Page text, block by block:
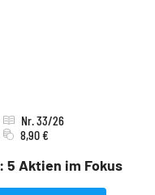
5 Aktien im Fokus
Nr. 33/26
8,90 €